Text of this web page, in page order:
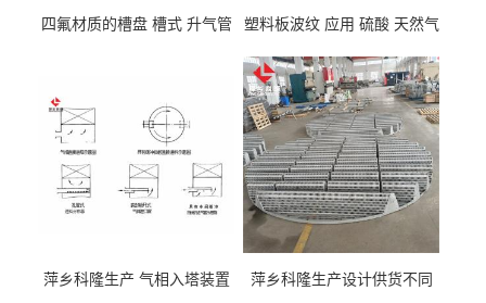
四氟材质的槽盘 槽式 升气管
塑料板波纹 应用 硫酸 天然气
萍乡科隆生产 气相入塔装置
萍乡科隆生产设计供货不同